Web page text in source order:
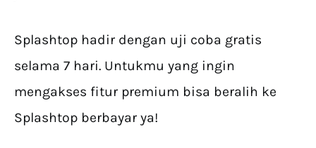
Splashtop hadir dengan uji coba gratis
selama 7 hari. Untukmu yang ingin
mengakses fitur premium bisa beralih ke
Splashtop berbayar ya!